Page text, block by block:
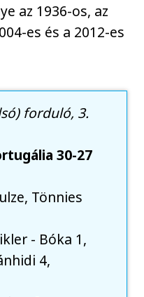
az 1936-os, az
es és a 2012-es
forduló, 3.
30-27
Tönnies
- Bóka 1,
4,